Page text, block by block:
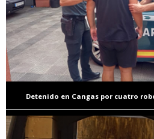
Detenido en Cangas por cuatro